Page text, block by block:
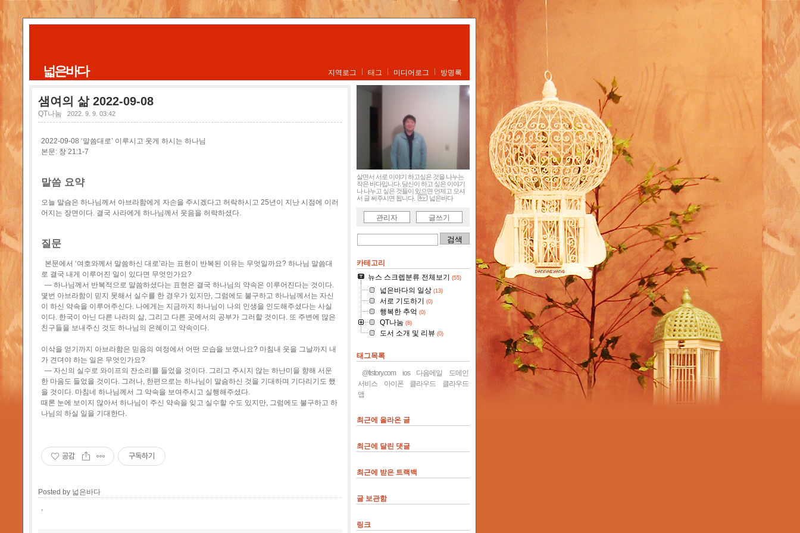
넓은바다 지역로그 태그 미디어로그 방명록
샘여의 삶 2022-09-08
QT나눔 2022. 9. 9. 03:42
2022-09-08 ‘말씀대로’ 이루시고 웃게 하시는 하나님
본문: 창 21:1-7
말씀 요약
오늘 말슴은 하나님께서 아브라함에게 자손을 주시겠다고 허락하시고 25년이 지난 시점에 이러
어지는 장면이다. 결국 사라에게 하나님께서 웃음을 허락하셨다.
질문
본문에서 ‘여호와께서 말씀하신 대로’라는 표현이 반복된 이유는 무엇일까요? 하나님 말씀대
로 결국 내게 이루어진 일이 있다면 무엇인가요?
— 하나님께서 반복적으로 말씀하셨다는 표현은 결국 하나님의 약속은 이루어진다는 것이다.
몇번 아브라함이 믿지 못해서 실수를 한 경우가 있지만, 그럼에도 불구하고 하나님께서는 자신
이 하신 약속을 이루어주신다. 나에게는 지금까지 하나님이 나의 인생을 인도해주셨다는 사실
이다. 한국이 아닌 다른 나라의 삶, 그리고 다른 곳에서의 공부가 그러할 것이다. 또 주변에 많은
친구들을 보내주신 것도 하나님의 은혜이고 약속이다.
이삭을 얻기까지 아브라함은 믿음의 여정에서 어떤 모습을 보였나요? 마침내 웃을 그날까지 내
가 견뎌야 하는 일은 무엇인가요?
— 자신의 실수로 와이프의 잔소리를 들었을 것이다. 그리고 주시지 않는 하난미을 향해 서운
한 마음도 들었을 것이다. 그러나, 한편으로는 하나님이 말슴하신 것을 기대하며 기다리기도 했
을 것이다. 마침네 하나님께서 그 약속을 보여주시고 실행해주셨다.
때론 눈에 보이지 않아서 하나님이 주신 약속을 잊고 실수할 수도 있지만, 그럼에도 불구하고 하
나님의 하실 일을 기대한다.
공감 구독하기
Posted by 넓은바다
살면서 서로 이야기 하고싶은 것을 나누는
작은 바다입니다. 당신이 하고 싶은 이야기
나 나누고 싶은 것들이 있으면 언제고 오셔
서 글 써주시면 됩니다.
넓은바다
관리자 글쓰기
카테고리
뉴스 스크렙분류 전체보기 (55)
넓은바다의 일상 (13)
서로 기도하기 (0)
행복한 추억 (0)
QT나눔 (8)
도서 소개 및 리뷰 (0)
태그목록
@tistory.com ios 다음메일
도메인
서비스
아이폰 클라우드
클라우드
앱
최근에 올라온 글
최근에 달린 댓글
최근에 받은 트랙백
글 보관함
링크